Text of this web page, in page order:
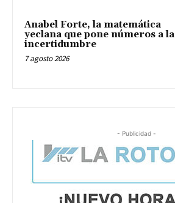
Anabel Forte, la matemática
yeclana que pone números a la
incertidumbre
7 agosto 2026
- Publicidad -